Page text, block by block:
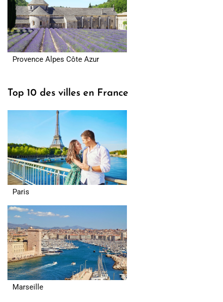
Provence Alpes Côte Azur
Top 10 des villes en France
Paris
Marseille